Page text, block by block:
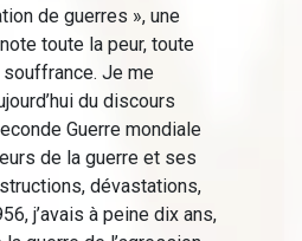
de guerres », une
toute la peur, toute
souffrance. Je me
du discours
Guerre mondiale
de la guerre et ses
dévastations,
j’avais à peine dix ans,